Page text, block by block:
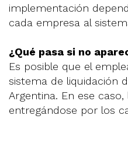
implementación
cada empresa al
¿Qué pasa si no
Es posible que el
sistema de liquidación
Argentina. En ese
entregándose por los